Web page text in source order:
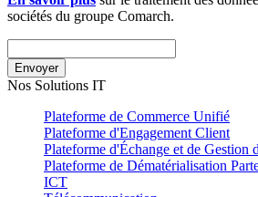
sociétés du groupe Comarch.
Envoyer
Nos Solutions IT
Plateforme de Commerce Unifié
Plateforme d'Engagement Client
Plateforme d'Échange et de Gestion
Plateforme de Dématérialisation
ICT